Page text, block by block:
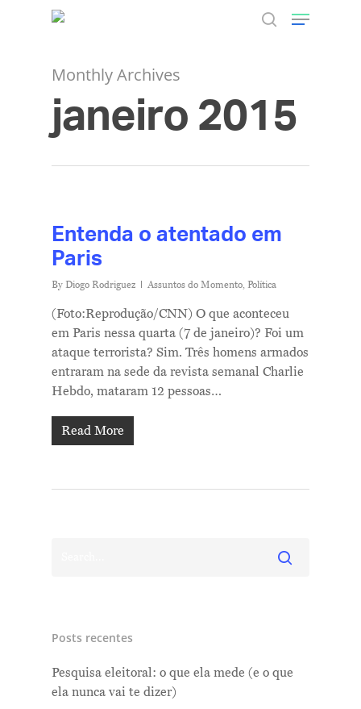
Hit enter to search or ESC to close
Monthly Archives
janeiro 2015
Entenda o atentado em
Paris
By Diogo Rodriguez Assuntos do Momento, Política
(Foto:Reprodução/CNN) O que aconteceu
em Paris nessa quarta (7 de janeiro)? Foi um
ataque terrorista? Sim. Três homens armados
entraram na sede da revista semanal Charlie
Hebdo, mataram 12 pessoas…
Read More
Posts recentes
Pesquisa eleitoral: o que ela mede (e o que
ela nunca vai te dizer)